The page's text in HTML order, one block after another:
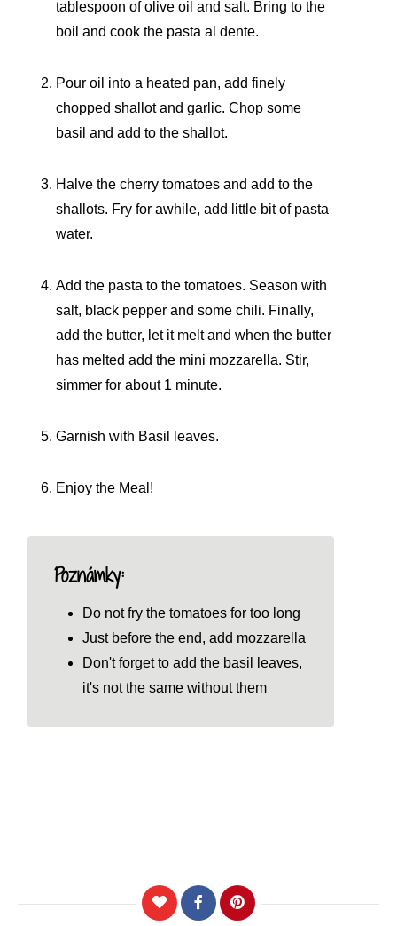
tablespoon of olive oil and salt. Bring to the
boil and cook the pasta al dente.
Pour oil into a heated pan, add finely
chopped shallot and garlic. Chop some
basil and add to the shallot.
Halve the cherry tomatoes and add to the
shallots. Fry for awhile, add little bit of pasta
water.
Add the pasta to the tomatoes. Season with
salt, black pepper and some chili. Finally,
add the butter, let it melt and when the butter
has melted add the mini mozzarella. Stir,
simmer for about 1 minute.
Garnish with Basil leaves.
Enjoy the Meal!
Poznámky:
Do not fry the tomatoes for too long
Just before the end, add mozzarella
Don't forget to add the basil leaves,
it's not the same without them